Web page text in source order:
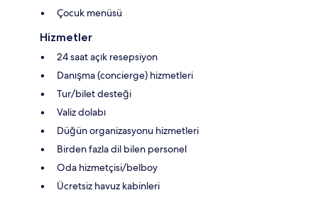
Çocuk menüsü
Hizmetler
24 saat açık resepsiyon
Danışma (concierge) hizmetleri
Tur/bilet desteği
Valiz dolabı
Düğün organizasyonu hizmetleri
Birden fazla dil bilen personel
Oda hizmetçisi/belboy
Ücretsiz havuz kabinleri